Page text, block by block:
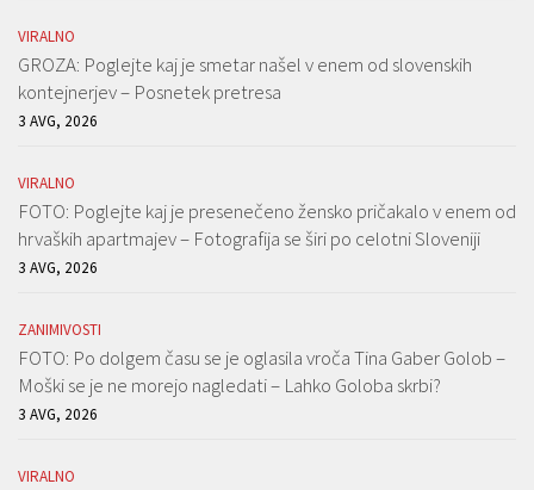
VIRALNO
GROZA: Poglejte kaj je smetar našel v enem od slovenskih
kontejnerjev – Posnetek pretresa
3 AVG, 2026
VIRALNO
FOTO: Poglejte kaj je presenečeno žensko pričakalo v enem od
hrvaških apartmajev – Fotografija se širi po celotni Sloveniji
3 AVG, 2026
ZANIMIVOSTI
FOTO: Po dolgem času se je oglasila vroča Tina Gaber Golob –
Moški se je ne morejo nagledati – Lahko Goloba skrbi?
3 AVG, 2026
VIRALNO